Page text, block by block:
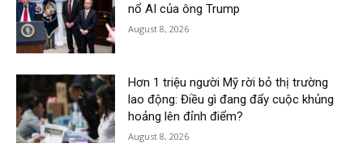
nổ AI của ông Trump
August 8, 2026
Hơn 1 triệu người Mỹ rời bỏ thị trường
lao động: Điều gì đang đẩy cuộc khủng
hoảng lên đỉnh điểm?
August 8, 2026